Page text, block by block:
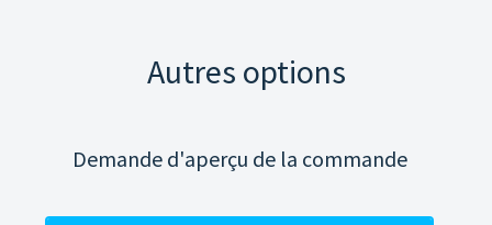
Autres options
Demande d'aperçu de la commande